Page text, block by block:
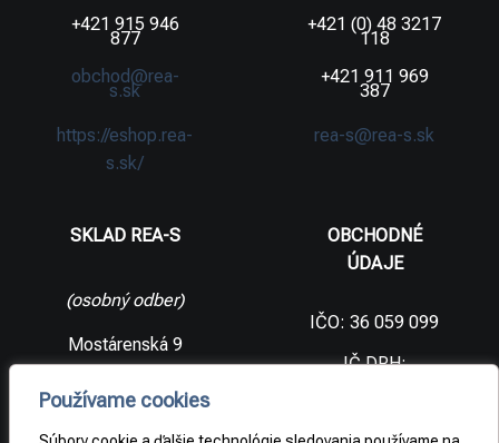
Používame cookies
+421 915 946
877
obchod@rea-
s.sk
https://eshop.rea-
s.sk/
+421 (0) 48 3217
118
+421 911 969
387
rea-s@rea-s.sk
SKLAD REA-S
(osobný odber)
Mostárenská 9
republika
OBCHODNÉ
ÚDAJE
IČO: 36 059 099
IČ DPH: